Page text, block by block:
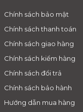
Chính sách bảo mật
Chính sách thanh toán
Chính sách giao hàng
Chính sách kiểm hàng
Chính sách đổi trả
Chính sách bảo hành
Hướng dẫn mua hàng